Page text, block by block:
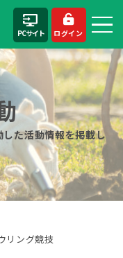
PCサイト ログイン
た活動情報を掲載し
リング競技